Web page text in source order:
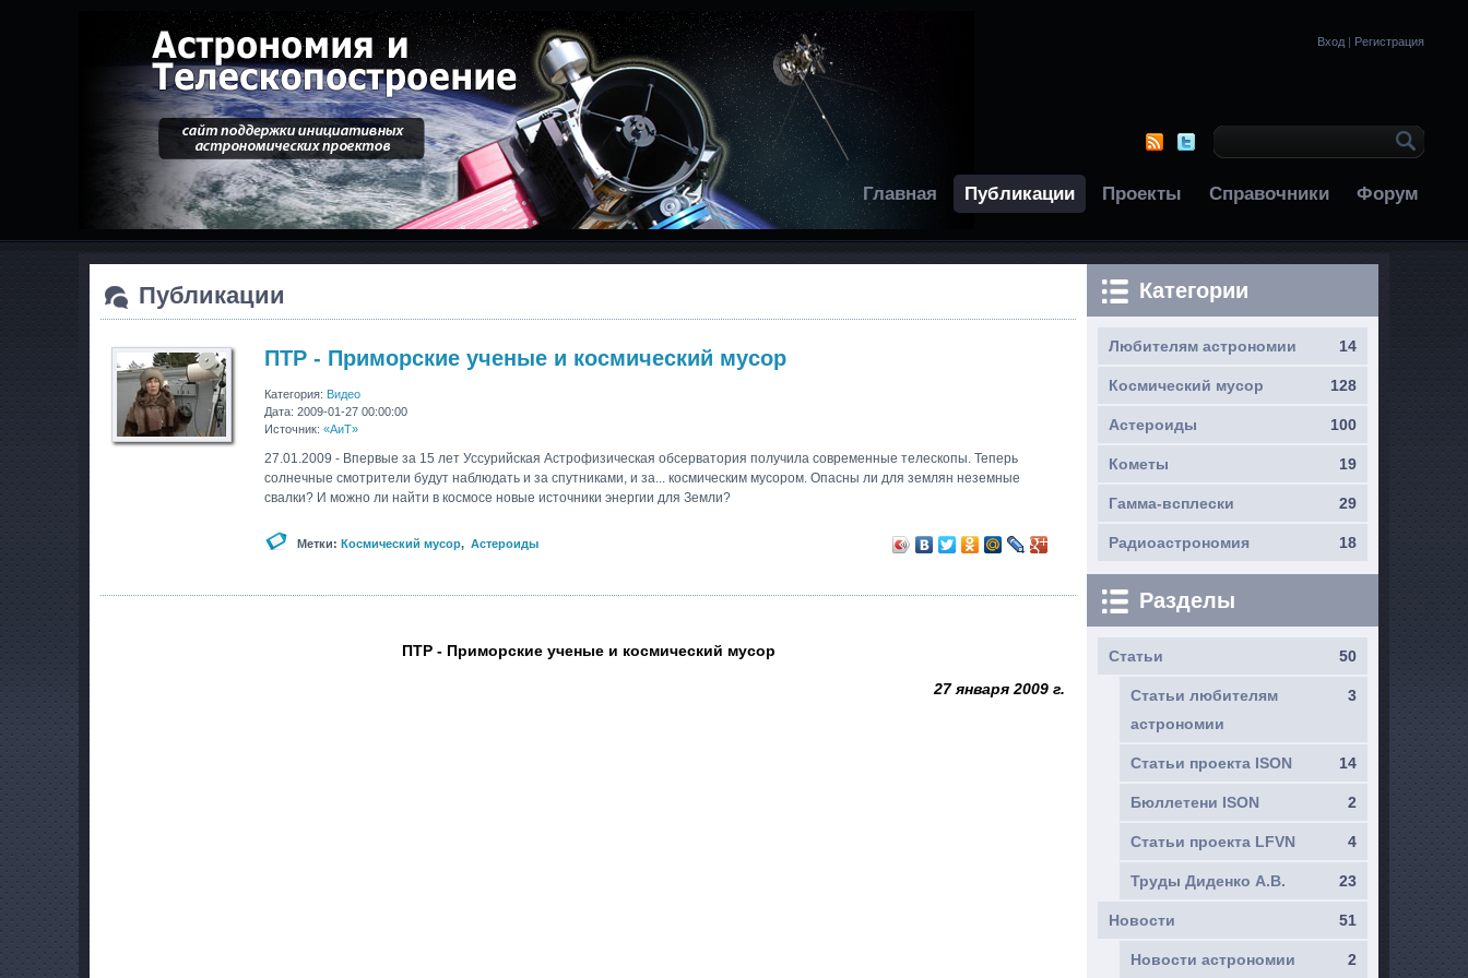
Вход | Регистрация
Главная Публикации Проекты Справочники Форум
Публикации
ПТР - Приморские ученые и космический мусор
Категория: Видео
Дата: 2009-01-27 00:00:00
Источник: «АиТ»
27.01.2009 - Впервые за 15 лет Уссурийская Астрофизическая обсерватория получила современные телескопы. Теперь
солнечные смотрители будут наблюдать и за спутниками, и за... космическим мусором. Опасны ли для землян неземные
свалки? И можно ли найти в космосе новые источники энергии для Земли?
Метки: Космический мусор, Астероиды
ПТР - Приморские ученые и космический мусор
27 января 2009 г.
Категории
14
Любителям астрономии
128
Космический мусор
100
Астероиды
19
Кометы
29
Гамма-всплески
18
Радиоастрономия
Разделы
50
Статьи
3
Статьи любителям
астрономии
14
Статьи проекта ISON
2
Бюллетени ISON
4
Статьи проекта LFVN
23
Труды Диденко А.В.
51
Новости
2
Новости астрономии